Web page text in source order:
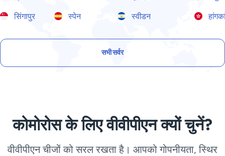
सिंगापुर स्पेन स्वीडन
सभी सर्वर
कोमोरोस के लिए वीवीपीएन क्यों चुनें?
वीवीपीएन चीजों को सरल रखता है। आपको गोपनीयता, स्थिर